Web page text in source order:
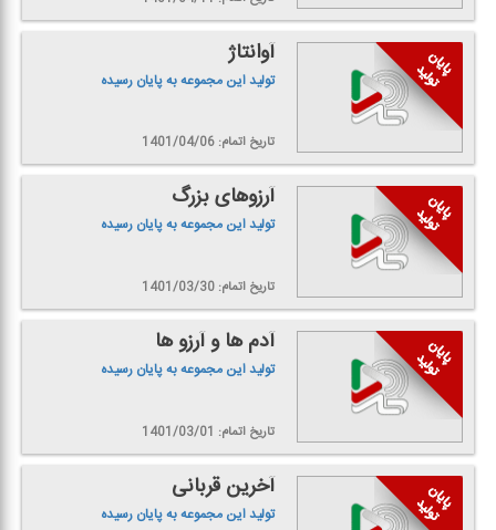
آوانتاژ
تولید این مجموعه به پایان رسیده
تاریخ اتمام: 1401/04/06
آرزوهای بزرگ
تولید این مجموعه به پایان رسیده
تاریخ اتمام: 1401/03/30
آدم ها و آرزو ها
تولید این مجموعه به پایان رسیده
تاریخ اتمام: 1401/03/01
آخرین قربانی
تولید این مجموعه به پایان رسیده